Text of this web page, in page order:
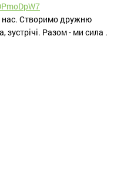
нас. Створимо дружню
зустрічі. Разом - ми сила .